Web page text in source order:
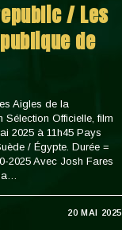
/ Les
de
Aigles de la
Sélection Officielle, film
2025 à 11h45 Pays
/ Égypte. Durée =
2025 Avec Josh Fares
20 MAI 2025